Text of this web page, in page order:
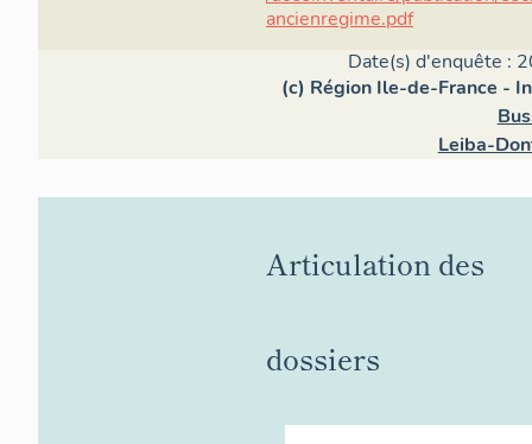
ancienregime.pdf
Date(s) d'enquête :
(c) Région Ile-de-France -
Leiba-
Articulation des
dossiers